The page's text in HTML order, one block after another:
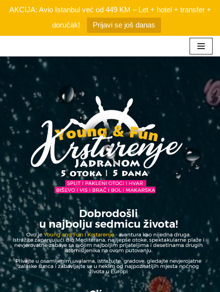
AKCIJA: Avio Istanbul već od 449 KM – Let + hotel + transfer +
doručak!
Prijavi se još danas
Skip
content